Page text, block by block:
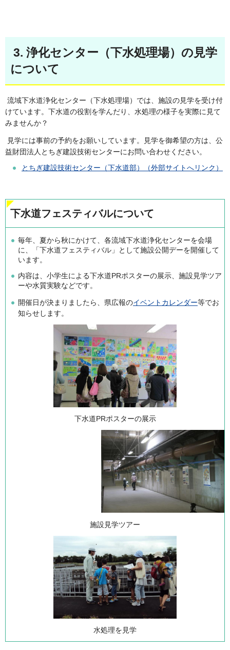
3. 浄化センター（下水処理場）の見学
について
流域下水道浄化センター（下水処理場）では、施設の見学を受け付
けています。下水道の役割を学んだり、水処理の様子を実際に見て
みませんか？
見学には事前の予約をお願いしています。見学を御希望の方は、公
益財団法人とちぎ建設技術センターにお問い合わせください。
とちぎ建設技術センター（下水道部）（外部サイトへリンク）
下水道フェスティバルについて
毎年、夏から秋にかけて、各流域下水道浄化センターを会場
に、「下水道フェスティバル」として施設公開デーを開催して
います。
内容は、小学生による下水道PRポスターの展示、施設見学ツア
ーや水質実験などです。
開催日が決まりましたら、県広報のイベントカレンダー等でお
知らせします。
下水道PRポスターの展示
施設見学ツアー
水処理を見学